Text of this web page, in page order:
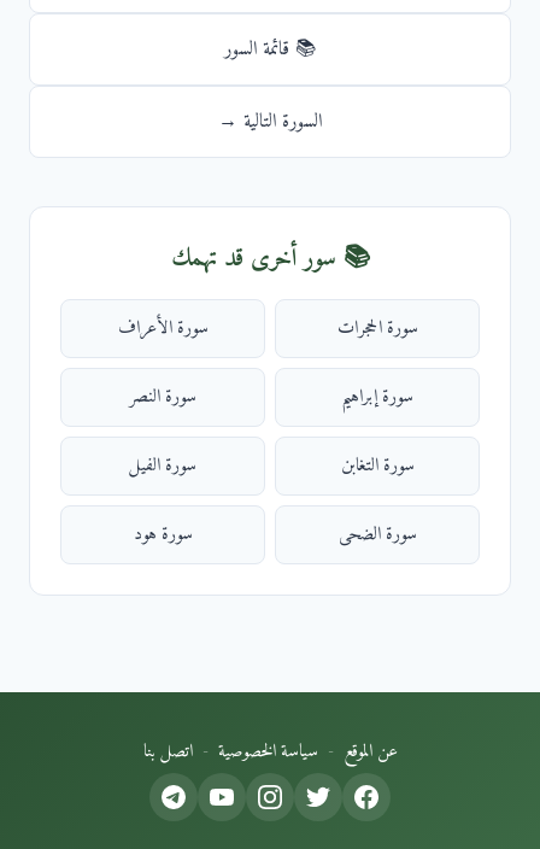
📚 قائمة السور
السورة التالية →
📚 سور أخرى قد تهمك
سورة الحجرات سورة الأعراف
سورة إبراهيم سورة النصر
سورة التغابن سورة الفيل
سورة الضحى سورة هود
عن الموقع - سياسة الخصوصية - اتصل بنا